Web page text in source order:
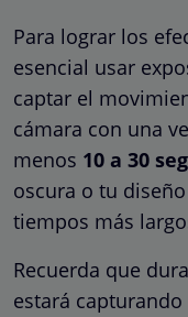
Para lograr los
esencial usar
captar el
cámara con una
menos 10 a 30
oscura o tu
tiempos más
Recuerda que
estará